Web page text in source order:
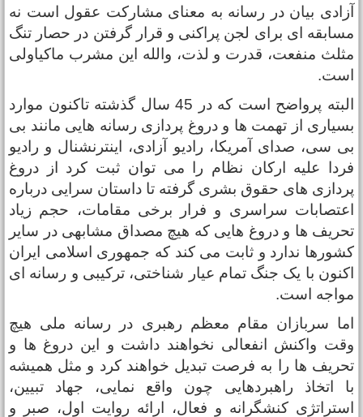
بیان در رسانه به معنای مشارکت عقول است نه
ای برای لجن پراکنی و قرار گرفتن در حصار تنگ
منفعت، قدرت و لذت، والله این مشرب ماکیاولی
البته پرواضح است که در 45 سال گذشته تاکنون موارد
از تهمت ها و دروغ پردازی رسانه هایی مانند بی
سی، صدای آمریکا، رادیو آزادی، اینترنشنال و رادیو
علیه ارکان نظام را می توان ثبت کرد از دروغ
های حقوق بشری گرفته تا داستان سرایی درباره
سراسری و فرار برخی مقامات، حجم زیاد
ها و دروغ هایی که هیچ مصداق مشابهی در سایر
ندارد و ثابت می کند که جمهوری اسلامی ایران
با یک جنگ تمام عیار شناختی، ترکیبی و رسانه ای
است.
سربازان مقام معظم رهبری در رسانه ملی هیچ
واکنش انفعالی نخواهند داشت و این دروغ ها و
ها را به فرصت تبدیل خواهند کرد و مثل همیشه
اتخاذ راهبردهایی چون واقع نمایی، جهاد تبیین،
کنشگرانه و فعال، ارائه روایت اول، صبر و